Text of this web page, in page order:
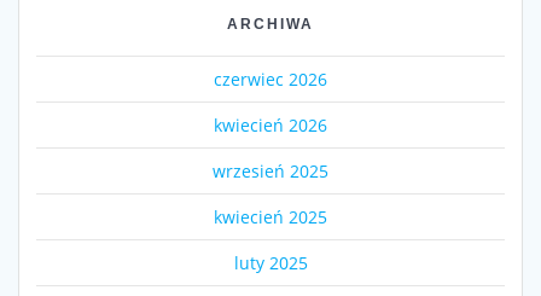
ARCHIWA
czerwiec 2026
kwiecień 2026
wrzesień 2025
kwiecień 2025
luty 2025